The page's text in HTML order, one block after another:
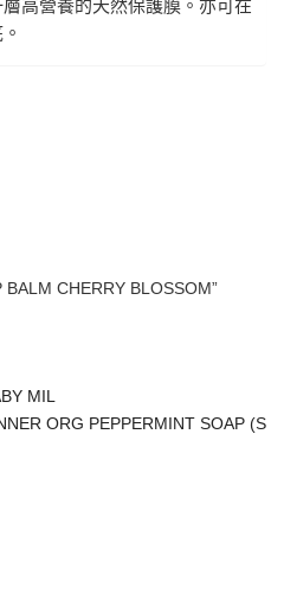
高營養的天然保護膜。亦可在
CHERRY BLOSSOM”
MIL
ORG PEPPERMINT SOAP (S